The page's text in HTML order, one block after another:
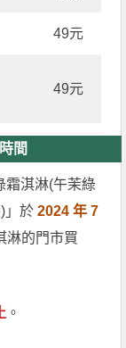
49元
49元
間
霜淇淋(午茉綠
」於 2024 年 7
淋的門市買
。